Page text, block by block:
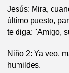
Jesús: Mira,
último puesto,
te diga: "Amigo,
Niño 2: Ya veo,
humildes.